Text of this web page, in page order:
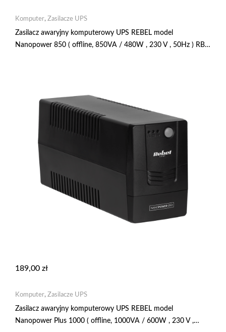
Komputer, Zasilacze UPS
Zasilacz awaryjny komputerowy UPS REBEL model
Nanopower 850 ( offline, 850VA / 480W , 230 V , 50Hz ) RB-
189,00 zł
Komputer, Zasilacze UPS
Zasilacz awaryjny komputerowy UPS REBEL model
Nanopower Plus 1000 ( offline, 1000VA / 600W , 230 V ,